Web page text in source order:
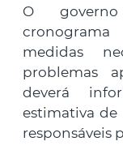
O
medidas
problemas
deverá
estimativa de
responsáveis